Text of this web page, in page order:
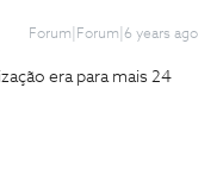
Forum|Forum|6 years ago
era para mais 24